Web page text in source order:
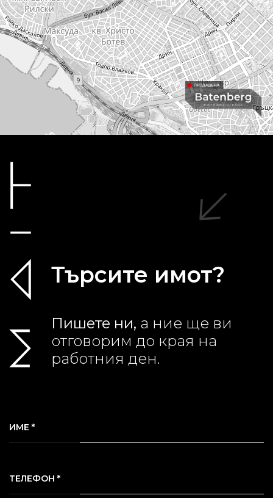
Търсите имот?
Пишете ни, а ние ще ви
отговорим до края на
работния ден.
ИМЕ *
ТЕЛЕФОН *